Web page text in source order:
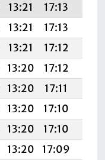
13:21 17:13
13:21 17:13
13:21 17:12
13:20 17:12
13:20 17:11
13:20 17:10
13:20 17:10
13:20 17:09